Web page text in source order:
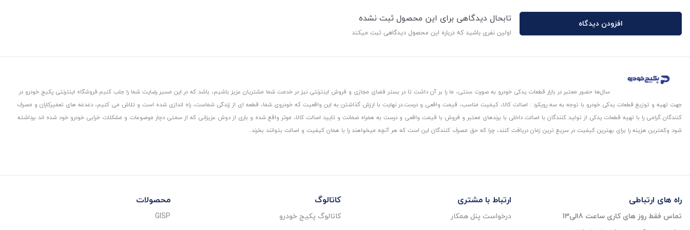
افزودن دیدگاه تابحال دیدگاهی برای این محصول ثبت نشده
اولین نفری باشید که درباره این محصول دیدگاهی ثبت میکند
سال‌ها حضور معتبر در بازار قطعات یدکی خودرو به صورت سنتی، ما را بر آن داشت تا در بستر فضای مجازی و فروش اینترنتی نیز در خدمت شما مشتریان عزیز باشیم، باشد که در این مسیر رضایت شما را جلب کنیم.فروشگاه اینترنتی پکیج خودرو در
جهت تهیه و توزیع قطعات یدکی خودرو با توجه به سه رویکرد : اصالت کالا، کیفیت مناسب، قیمت واقعی و درست.در نهایت با ارزش گذاشتن به این واقعیت که خودروی شما، قطعه ای از زندگی شماست، راه اندازی شده است و تلاش می کنیم، دغدغه های تعمیرکاران و مصرف
کنندگان گرامی را با تهیه قطعات یدکی از تولید کنندگان با اصالت داخلی با برندهای معتبر و فروش با قیمت واقعی و درست به همراه ضمانت و تایید اصالت کالا، موثر واقع شده و باری از دوش عزیزانی که از سمتی دچار موضوعات و مشکلات خرابی خودرو خود شده اند برداشته
شود و‌کمترین هزینه را برای بهترین کیفیت در سریع ترین زمان دریافت کنند، چرا که حق مصرف کنندگان این است که هر آنچه میخواهند را با همان کیفیت و اصالت بتوانند بخرند..
راه های ارتباطی
تماس فقط روز های کاری ساعت 8الی13
ارتباط با مشتری
درخواست پنل همکار
کاتالوگ
کاتالوگ پکیج خودرو
محصولات
GISP